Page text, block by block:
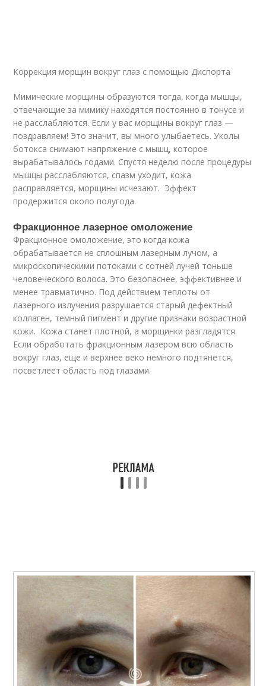
Коррекция морщин вокруг глаз с помощью Диспорта
Мимические морщины образуются тогда, когда мышцы,
отвечающие за мимику находятся постоянно в тонусе и
не расслабляются. Если у вас морщины вокруг глаз —
поздравляем! Это значит, вы много улыбаетесь. Уколы
ботокса снимают напряжение с мышц, которое
вырабатывалось годами. Спустя неделю после процедуры
мышцы расслабляются, спазм уходит, кожа
расправляется, морщины исчезают. Эффект
продержится около полугода.
Фракционное лазерное омоложение
Фракционное омоложение, это когда кожа
обрабатывается не сплошным лазерным лучом, а
микроскопическими потоками с сотней лучей тоньше
человеческого волоса. Это безопаснее, эффективнее и
менее травматично. Под действием теплоты от
лазерного излучения разрушается старый дефектный
коллаген, темный пигмент и другие признаки возрастной
кожи. Кожа станет плотной, а морщинки разгладятся.
Если обработать фракционным лазером всю область
вокруг глаз, еще и верхнее веко немного подтянется,
посветлеет область под глазами.